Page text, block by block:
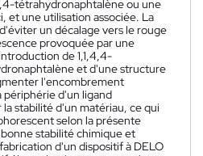
tétrahydronaphtalène ou une
et une utilisation associée. La
un décalage vers le rouge
provoquée par une
de 1,1,4,4-
et d'une structure
l'encombrement
périphérie d'un ligand
stabilité d'un matériau, ce qui
selon la présente
stabilité chimique et
d'un dispositif à DELO